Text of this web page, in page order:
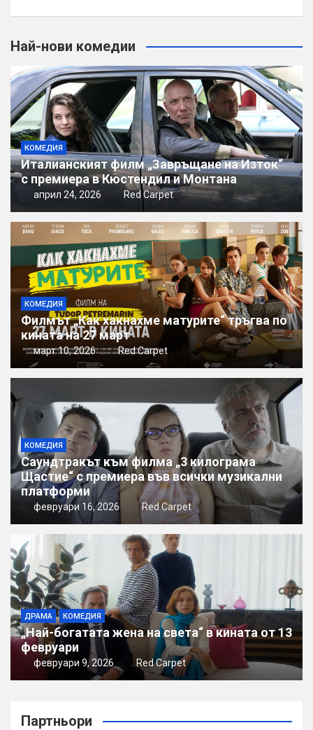
Най-нови комедии
КОМЕДИЯ
Италианският филм „Завръщане на Изток“
с премиера в Кюстендил и Монтана
април 24, 2026 Red Carpet
КОМЕДИЯ
Филмът „Как хакнахме матурите“ тръгва по
кината на 27 март
март 10, 2026 Red Carpet
КОМЕДИЯ
Саундтракът към филма „3 килограма
Щастие“ с премиера във всички музикални
платформи
февруари 16, 2026 Red Carpet
ДРАМА КОМЕДИЯ
„Най-богатата жена на света“ в кината от 13
февруари
февруари 9, 2026 Red Carpet
Партньори